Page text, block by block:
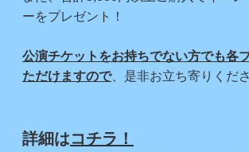
ーをプレゼント！
公演チケットをお持ちでない方でも各
ただけますので、是非お立ち寄りくだ
詳細はコチラ！